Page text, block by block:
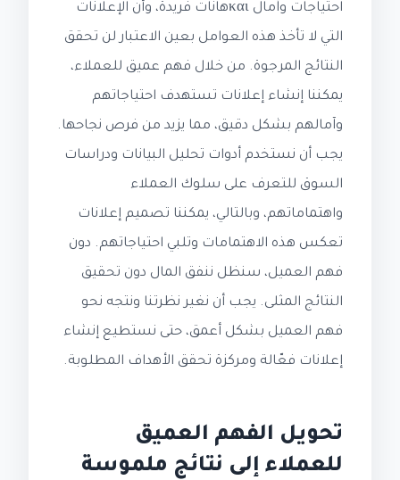
احتياجات وآمال καιهانات فريدة، وأن الإعلانات
التي لا تأخذ هذه العوامل بعين الاعتبار لن تحقق
النتائج المرجوة. من خلال فهم عميق للعملاء،
يمكننا إنشاء إعلانات تستهدف احتياجاتهم
وآمالهم بشكل دقيق، مما يزيد من فرص نجاحها.
يجب أن نستخدم أدوات تحليل البيانات ودراسات
السوق للتعرف على سلوك العملاء
واهتماماتهم، وبالتالي، يمكننا تصميم إعلانات
تعكس هذه الاهتمامات وتلبي احتياجاتهم. دون
فهم العميل، سنظل ننفق المال دون تحقيق
النتائج المثلى. يجب أن نغير نظرتنا ونتجه نحو
فهم العميل بشكل أعمق، حتى نستطيع إنشاء
إعلانات فعّالة ومركزة تحقق الأهداف المطلوبة.
تحويل الفهم العميق
للعملاء إلى نتائج ملموسة